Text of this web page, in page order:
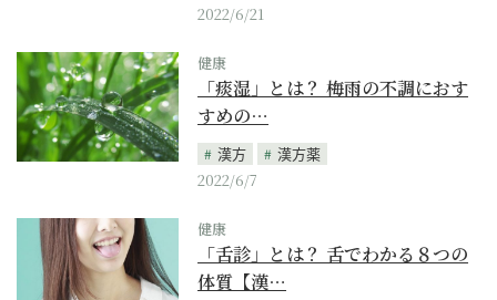
2022/6/21
健康
「痰湿」とは？ 梅雨の不調におす
すめの…
漢方
漢方薬
2022/6/7
健康
「舌診」とは？ 舌でわかる８つの
体質【漢…